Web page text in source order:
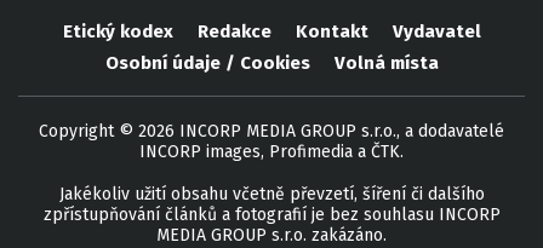
Etický kodex Redakce Kontakt
Vydavatel
Osobní údaje / Cookies
Volná místa
Copyright © 2026 INCORP MEDIA GROUP s.r.o., a dodavatelé
INCORP images, Profimedia a ČTK.
Jakékoliv užití obsahu včetně převzetí, šíření či dalšího
zpřístupňování článků a fotografií je bez souhlasu INCORP
MEDIA GROUP s.r.o. zakázáno.